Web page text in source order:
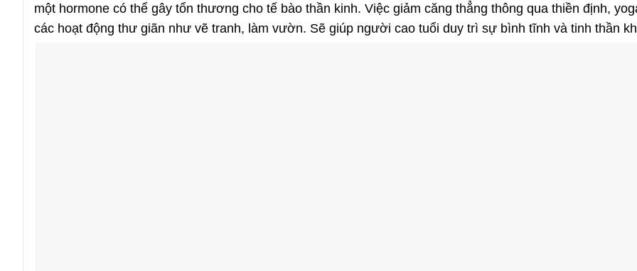
một hormone có thể gây tổn thương cho tế bào thần kinh. Việc giảm căng thẳng thông qua thiền định,
các hoạt động thư giãn như vẽ tranh, làm vườn. Sẽ giúp người cao tuổi duy trì sự bình tĩnh và tinh thần